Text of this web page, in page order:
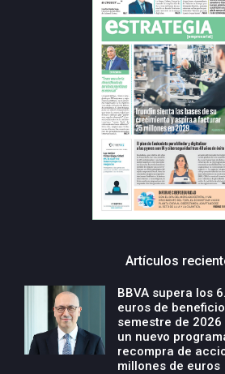
Artículos
BBVA supera los
euros de
semestre de
un nuevo
recompra de
millones de euros